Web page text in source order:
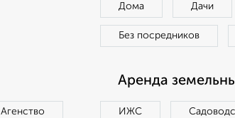
Дома Дачи
Без посредников
Агенство
Аренда
ИЖС